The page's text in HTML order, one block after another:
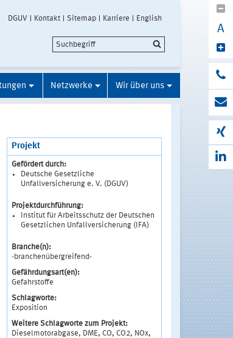
DGUV Kontakt Sitemap Karriere English
A
Netzwerke Wir über uns
Projekt
Gefördert durch:
Deutsche Gesetzliche
Unfallversicherung e. V. (DGUV)
Projektdurchführung:
Institut für Arbeitsschutz der Deutschen
Gesetzlichen Unfallversicherung (IFA)
Branche(n):
-branchenübergreifend-
Gefährdungsart(en):
Gefahrstoffe
Schlagworte:
Exposition
Weitere Schlagworte zum Projekt:
Dieselmotorabgase, DME, CO, CO2, NOx,